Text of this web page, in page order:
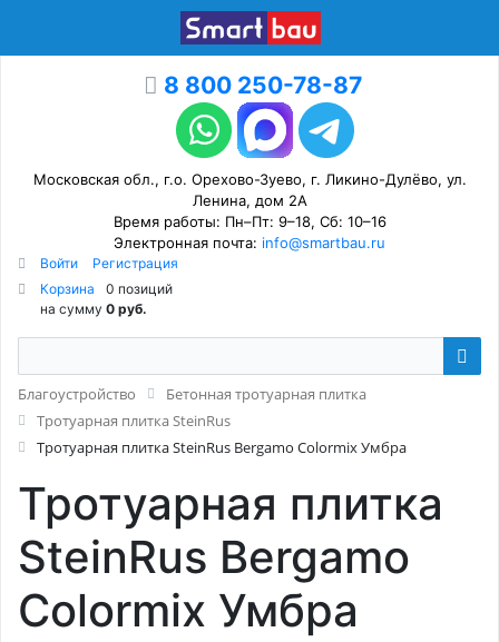
8 800 250-78-87
Московская обл., г.о. Орехово-Зуево, г. Ликино-Дулёво, ул.
Ленина, дом 2А
Время работы: Пн–Пт: 9–18, Сб: 10–16
Электронная почта: info@smartbau.ru
Войти
Регистрация
Корзина
0 позиций
на сумму 0 руб.
Благоустройство
Бетонная тротуарная плитка
Тротуарная плитка SteinRus
Тротуарная плитка SteinRus Bergamo Colormix Умбра
Тротуарная плитка
SteinRus Bergamo
Colormix Умбра